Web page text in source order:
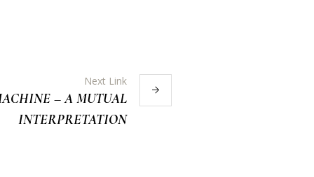
Next Link
– A MUTUAL
INTERPRETATION